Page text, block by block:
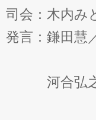
みど
澤地久
島か